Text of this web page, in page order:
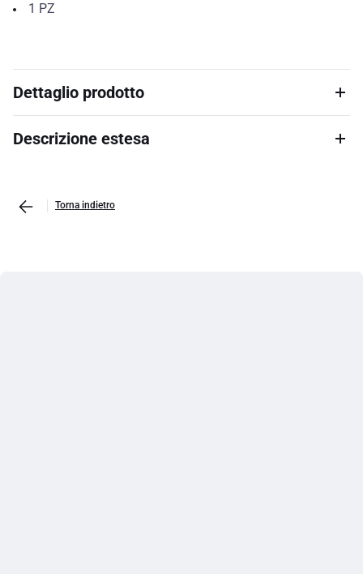
1 PZ
Dettaglio prodotto
Descrizione estesa
Torna indietro